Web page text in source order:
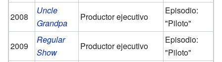
2008
Uncle
Grandpa
Productor ejecutivo
Episodio:
"Piloto"
2009
Regular
Show
Productor ejecutivo
Episodio:
"Piloto"